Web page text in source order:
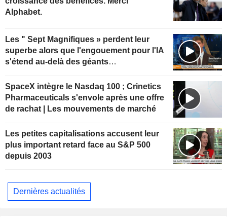
Alphabet.
Les " Sept Magnifiques » perdent leur
superbe alors que l'engouement pour l'IA
s'étend au-delà des géants
SpaceX intègre le Nasdaq 100 ; Crinetics
Pharmaceuticals s'envole après une offre
de rachat | Les mouvements de marché
Les petites capitalisations accusent leur
plus important retard face au S&P 500
depuis 2003
Dernières actualités